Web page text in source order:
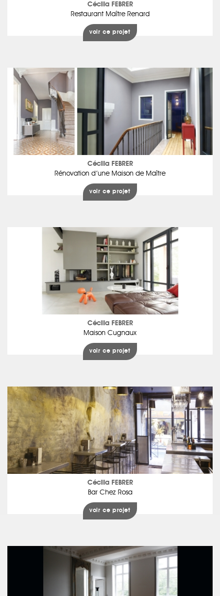
Cécilia FEBRER
Restaurant Maître Renard
voir ce projet
Cécilia FEBRER
Rénovation d’une Maison de Maître
voir ce projet
Cécilia FEBRER
Maison Cugnaux
voir ce projet
Cécilia FEBRER
Bar Chez Rosa
voir ce projet